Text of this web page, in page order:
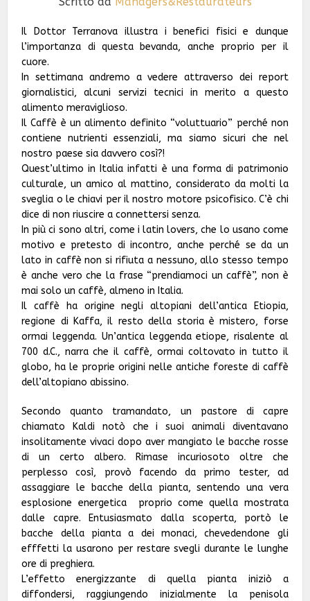
Il Dottor Terranova illustra i benefici fisici e dunque
l’importanza di questa bevanda, anche proprio per il
cuore.
In settimana andremo a vedere attraverso dei report
giornalistici, alcuni servizi tecnici in merito a questo
alimento meraviglioso.
Il Caffè è un alimento definito “voluttuario” perché non
contiene nutrienti essenziali, ma siamo sicuri che nel
nostro paese sia davvero così?!
Quest’ultimo in Italia infatti è una forma di patrimonio
culturale, un amico al mattino, considerato da molti la
sveglia o le chiavi per il nostro motore psicofisico. C’è chi
dice di non riuscire a connettersi senza.
In più ci sono altri, come i latin lovers, che lo usano come
motivo e pretesto di incontro, anche perché se da un
lato in caffè non si rifiuta a nessuno, allo stesso tempo
è anche vero che la frase “prendiamoci un caffè”, non è
mai solo un caffè, almeno in Italia.
Il caffè ha origine negli altopiani dell’antica Etiopia,
regione di Kaffa, il resto della storia è mistero, forse
ormai leggenda. Un’antica leggenda etiope, risalente al
700 d.C., narra che il caffè, ormai coltovato in tutto il
globo, ha le proprie origini nelle antiche foreste di caffè
dell’altopiano abissino.
Secondo quanto tramandato, un pastore di capre
chiamato Kaldi notò che i suoi animali diventavano
insolitamente vivaci dopo aver mangiato le bacche rosse
di un certo albero. Rimase incuriosoto oltre che
perplesso così, provò facendo da primo tester, ad
assaggiare le bacche della pianta, sentendo una vera
esplosione energetica proprio come quella mostrata
dalle capre. Entusiasmato dalla scoperta, portò le
bacche della pianta a dei monaci, chevedendone gli
efffetti la usarono per restare svegli durante le lunghe
ore di preghiera.
L’effetto energizzante di quella pianta iniziò a
diffondersi, raggiungendo inizialmente la penisola